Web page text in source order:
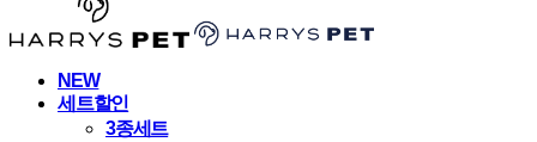
NEW
세트할인
3종세트